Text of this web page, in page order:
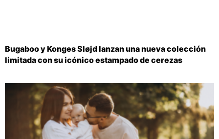
Bugaboo y Konges Sløjd lanzan una nueva colección
limitada con su icónico estampado de cerezas